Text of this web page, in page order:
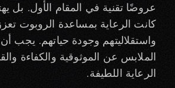
عروضًا تقنية في المقام الأول. بل
كانت الرعاية بمساعدة الروبوت
واستقلاليتهم وجودة حياتهم. يجب
الملابس عن الموثوقية والكفاءة
الرعاية اللطيفة.